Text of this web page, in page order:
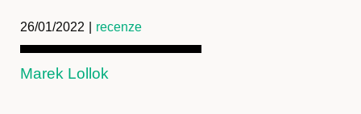
26/01/2022 recenze
Marek Lollok